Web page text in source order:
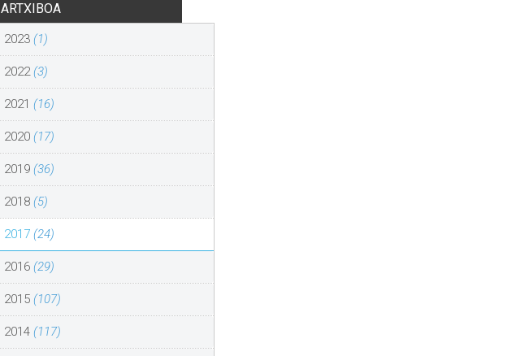
ARTXIBOA
2023 (1)
2022(3)
2021 (16)
2020 (17)
2019 (36)
2018 (5)
2017 (24)
2016 (29)
2015 (107)
2014 (117)